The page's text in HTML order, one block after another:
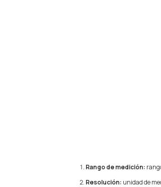
Rango de medición:
Resolución: unidad de